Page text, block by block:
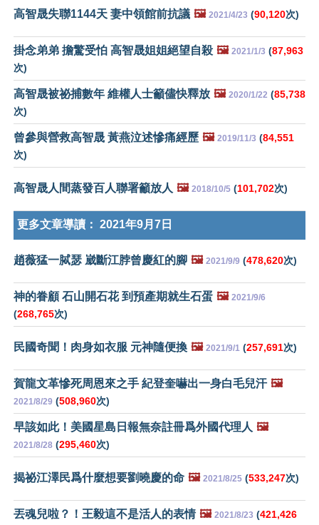
高智晟失聯1144天 妻中領館前抗議 🖼️ 2021/4/23 (90,120次)
掛念弟弟 擔驚受怕 高智晟姐姐絕望自殺 🖼️ 2021/1/3 (87,963
次)
高智晟被祕捕數年 維權人士籲儘快釋放 🖼️ 2020/1/22 (85,738
次)
曾參與營救高智晟 黃燕泣述慘痛經歷 🖼️ 2019/11/3 (84,551
次)
高智晟人間蒸發百人聯署籲放人 🖼️ 2018/10/5 (101,702次)
更多文章導讀： 2021年9月7日
趙薇猛一脦瑟 崴斷江脖曾慶紅的腳 🖼️ 2021/9/9 (478,620次)
神的眷顧 石山開石花 到預產期就生石蛋 🖼️ 2021/9/6
(268,765次)
民國奇聞！肉身如衣服 元神隨便換 🖼️ 2021/9/1 (257,691次)
賀龍文革慘死周恩來之手 紀登奎嚇出一身白毛兒汗 🖼️
2021/8/29 (508,960次)
早該如此！美國星島日報無奈註冊爲外國代理人 🖼️
2021/8/28 (295,460次)
揭祕江澤民爲什麼想要劉曉慶的命 🖼️ 2021/8/25 (533,247次)
丟魂兒啦？！王毅這不是活人的表情 🖼️ 2021/8/23 (421,426